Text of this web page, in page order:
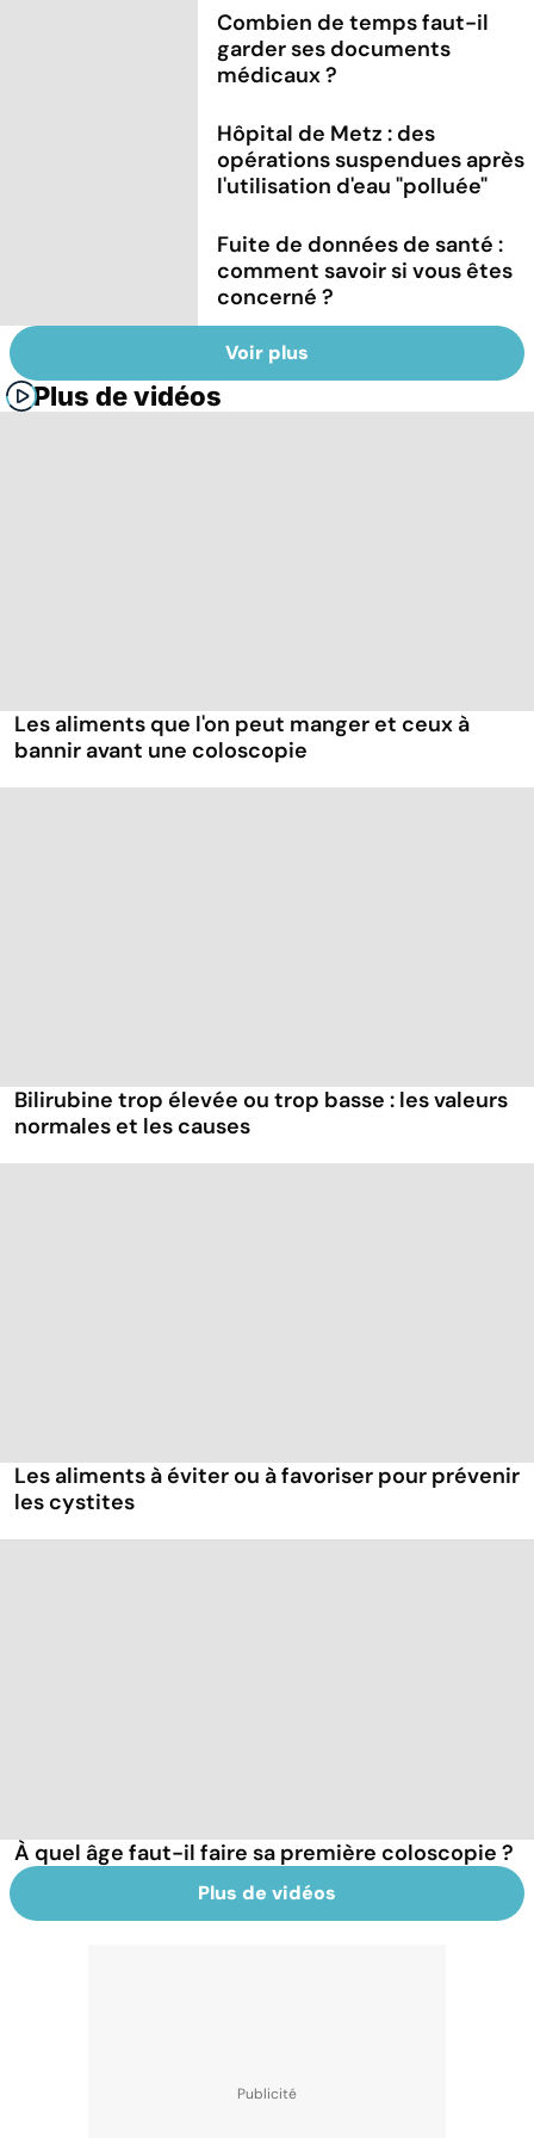
Combien de temps faut-il
garder ses documents
médicaux ?
Hôpital de Metz : des
opérations suspendues après
l'utilisation d'eau "polluée"
Fuite de données de santé :
comment savoir si vous êtes
concerné ?
Voir plus
Plus de vidéos
Les aliments que l'on peut manger et ceux à
bannir avant une coloscopie
Bilirubine trop élevée ou trop basse : les valeurs
normales et les causes
Les aliments à éviter ou à favoriser pour prévenir
les cystites
À quel âge faut-il faire sa première coloscopie ?
Plus de vidéos